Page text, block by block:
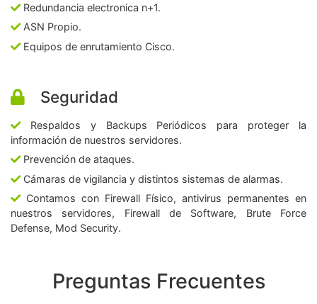
Redundancia electronica n+1.
ASN Propio.
Equipos de enrutamiento Cisco.
Seguridad
Respaldos y Backups Periódicos para proteger la
información de nuestros servidores.
Prevención de ataques.
Cámaras de vigilancia y distintos sistemas de alarmas.
Contamos con Firewall Físico, antivirus permanentes en
nuestros servidores, Firewall de Software, Brute Force
Defense, Mod Security.
Preguntas Frecuentes